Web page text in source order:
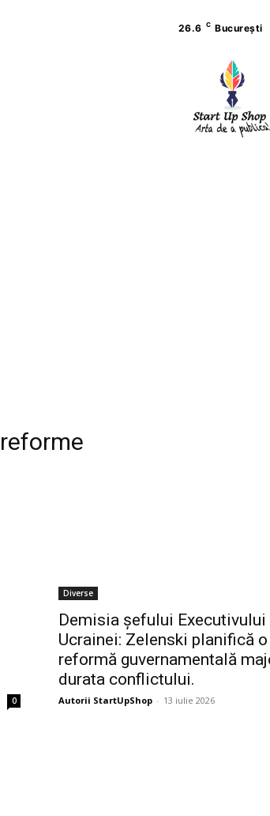
26.6 C București
reforme
0
Diverse
Demisia șefului Executivului
Ucrainei: Zelenski planifică o
reformă guvernamentală
durata conflictului.
Autorii StartUpShop - 13 iulie 2026